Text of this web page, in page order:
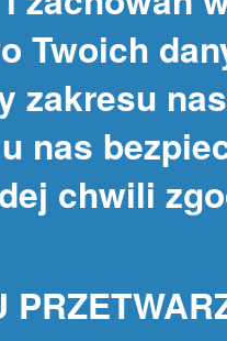
Twoich
zakresu
nas
chwili